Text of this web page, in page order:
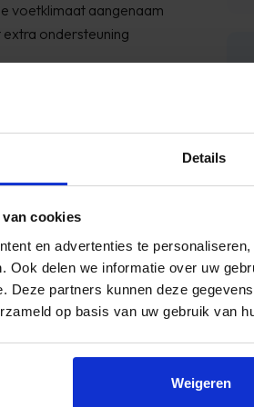
Details
cookies
en advertenties te
Ook delen we informatie over uw
Deze partners kunnen deze
op basis van uw gebruik van
Weigeren
voetklimaat aangenaam
ondersteuning
ondergronden, van
en soepele pasvorm
afstand, zonder in
een combinatie van
en actieve
dat de communicatie een beetje
7:30 uur en 10 uur geleverd worden,
aangegeven tussen 13:00
dit ...